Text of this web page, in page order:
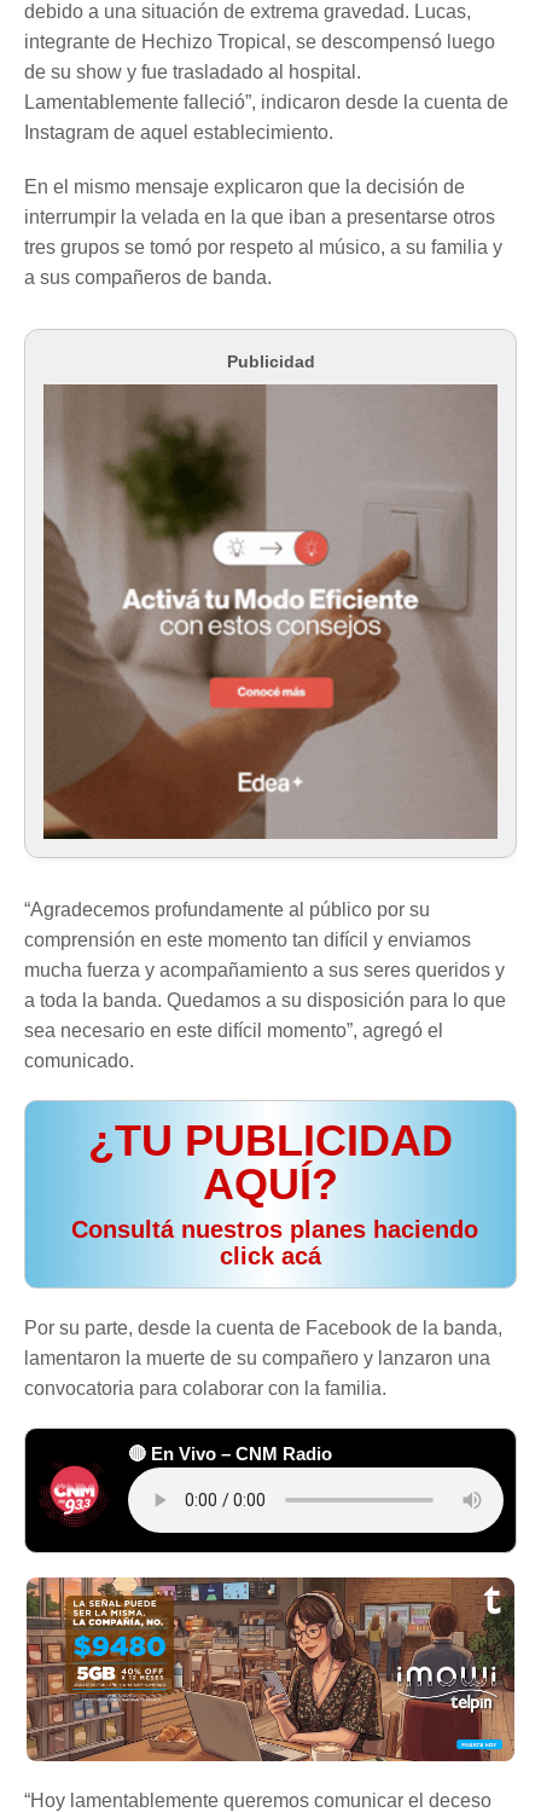
debido a una situación de extrema gravedad. Lucas,
integrante de Hechizo Tropical, se descompensó luego
de su show y fue trasladado al hospital.
Lamentablemente falleció”, indicaron desde la cuenta de
Instagram de aquel establecimiento.
En el mismo mensaje explicaron que la decisión de
interrumpir la velada en la que iban a presentarse otros
tres grupos se tomó por respeto al músico, a su familia y
a sus compañeros de banda.
Publicidad
“Agradecemos profundamente al público por su
comprensión en este momento tan difícil y enviamos
mucha fuerza y acompañamiento a sus seres queridos y
a toda la banda. Quedamos a su disposición para lo que
sea necesario en este difícil momento”, agregó el
comunicado.
¿TU PUBLICIDAD
AQUÍ?
️ Consultá nuestros planes haciendo
click acá
Por su parte, desde la cuenta de Facebook de la banda,
lamentaron la muerte de su compañero y lanzaron una
convocatoria para colaborar con la familia.
🔴 En Vivo – CNM Radio
“Hoy lamentablemente queremos comunicar el deceso